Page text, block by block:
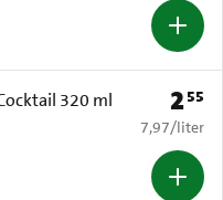
320 ml Prijs:
255
€ 7,97 per
7,97/liter